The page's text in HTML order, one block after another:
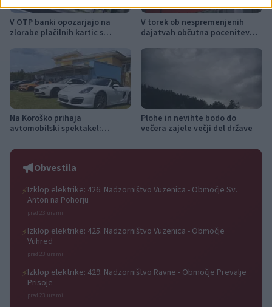
V OTP banki opozarjajo na
zlorabe plačilnih kartic s
V torek ob nespremenjenih
dajatvah občutna pocenitev
Na Koroško prihaja
avtomobilski spektakel:
progah in atraktivni Car Meet
Plohe in nevihte bodo do
večera zajele večji del države
Obvestila
⚡Izklop elektrike: 426. Nadzorništvo Vuzenica - Območje Sv.
Anton na Pohorju
pred 23 urami
⚡Izklop elektrike: 425. Nadzorništvo Vuzenica - Območje
Vuhred
pred 23 urami
⚡Izklop elektrike: 429. Nadzorništvo Ravne - Območje Prevalje
Prisoje
pred 23 urami